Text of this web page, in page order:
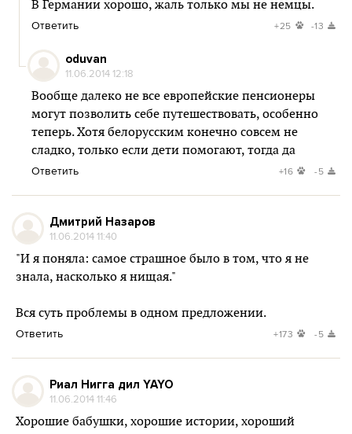
В Германии хорошо, жаль только мы не немцы.
Ответить +25 -13
oduvan
11.06.2014 12:18
Вообще далеко не все европейские пенсионеры
могут позволить себе путешествовать, особенно
теперь. Хотя белорусским конечно совсем не
сладко, только если дети помогают, тогда да
Ответить +16 -5
Дмитрий Назаров
11.06.2014 11:40
"И я поняла: самое страшное было в том, что я не
знала, насколько я нищая."
Вся суть проблемы в одном предложении.
Ответить +173 -5
Риал Нигга дил YAYO
11.06.2014 11:46
Хорошие бабушки, хорошие истории, хороший